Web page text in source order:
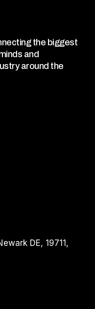
the biggest
and
around the
DE, 19711,